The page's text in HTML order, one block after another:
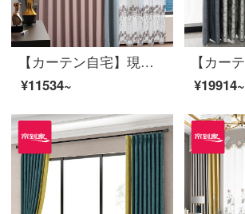
【カーテン自宅】現代簡単な仕上げのカーテンの高遮光純色少女パウダーの左右にはカーテンが付いています。リビングルームのカスタマイズ窓LDC 20 SSB-0201ノック/カーテンヘッドが含まれていません。（高さ2.6メートル以内で変更できます。）Lカーテンのセット/ダブルオープン（適用窓幅2.9-3.2メートル）
¥11534~
¥19914~